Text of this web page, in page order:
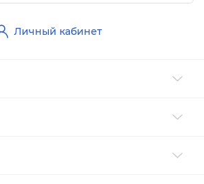
Личный кабинет